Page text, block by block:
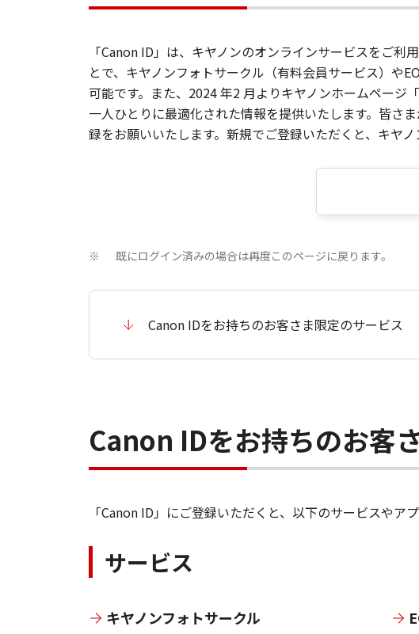
「Canon ID」は、キヤノンのオンラインサービスをご
とで、キヤノンフォトサークル（有料会員サービス）や
可能です。また、2024 年2 月よりキヤノンホームペー
一人ひとりに最適化された情報を提供いたします。皆さ
録をお願いいたします。新規でご登録いただくと、キヤ
※ 既にログイン済みの場合は再度このページに戻ります。
Canon IDをお持ちのお客さま限定のサービス
Canon IDをお持ちのお客
「Canon ID」にご登録いただくと、以下のサービスやア
サービス
キヤノンフォトサークル